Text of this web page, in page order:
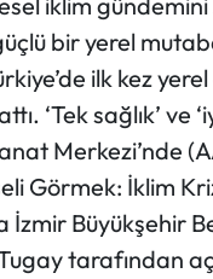
bir yerel
ilk kez
‘Tek sağlık’ ve
Merkezi’nde
Görmek: İklim
İzmir Büyükşehir
tarafından